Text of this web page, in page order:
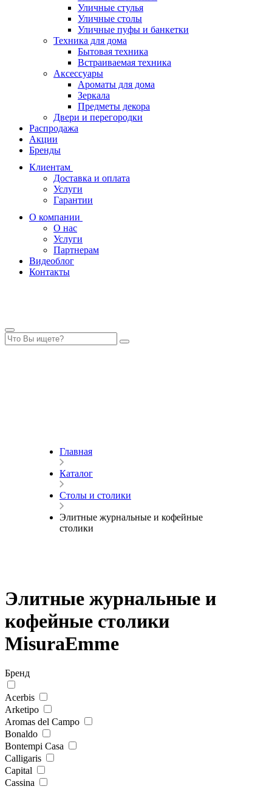
Уличные стулья
Уличные столы
Уличные пуфы и банкетки
Техника для дома
Бытовая техника
Встраиваемая техника
Аксессуары
Ароматы для дома
Зеркала
Предметы декора
Двери и перегородки
Распродажа
Акции
Бренды
Клиентам
Доставка и оплата
Услуги
Гарантии
О компании
О нас
Услуги
Партнерам
Видеоблог
Контакты
Главная
Каталог
Столы и столики
Элитные журнальные и кофейные
столики
Элитные журнальные и
кофейные столики
MisuraEmme
Бренд
Acerbis
Arketipo
Aromas del Campo
Bonaldo
Bontempi Casa
Calligaris
Capital
Cassina